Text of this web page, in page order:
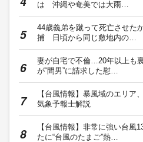
は 沖縄や奄美では大雨…
44歳義弟を蹴って死亡させた
捕 日頃から同じ敷地内の…
妻が自宅で不倫…20年以上も
が“間男”に請求した慰…
【台風情報】暴風域のエリア
気象予報士解説
【台風情報】非常に強い台風
たに“台風のたまご”熱…